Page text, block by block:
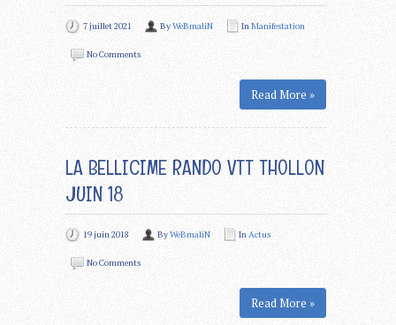
7 juillet 2021 ByWeBmaliN InManifestation
No Comments
Read More »
LA BELLICIME RANDO VTT THOLLON
JUIN 18
19 juin 2018 ByWeBmaliN InActus
No Comments
Read More »